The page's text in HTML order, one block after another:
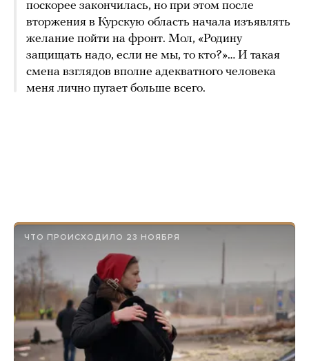
поскорее закончилась, но при этом после
вторжения в Курскую область начала изъявлять
желание пойти на фронт. Мол, «Родину
защищать надо, если не мы, то кто?»… И такая
смена взглядов вполне адекватного человека
меня лично пугает больше всего.
ЧТО ПРОИСХОДИЛО 23 НОЯБРЯ